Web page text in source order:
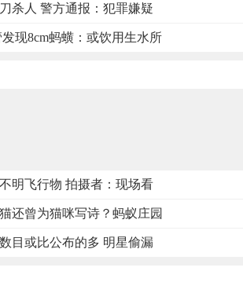
杀人 警方通报：犯罪嫌疑
现8cm蚂蟥：或饮用生水所
明飞行物 拍摄者：现场看
还曾为猫咪写诗？蚂蚁庄园
目或比公布的多 明星偷漏